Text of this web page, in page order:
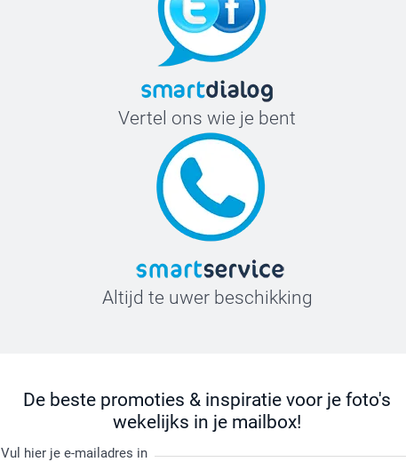
Vertel ons wie je bent
Altijd te uwer beschikking
De beste promoties & inspiratie voor je foto's
wekelijks in je mailbox!
Vul hier je e-mailadres in